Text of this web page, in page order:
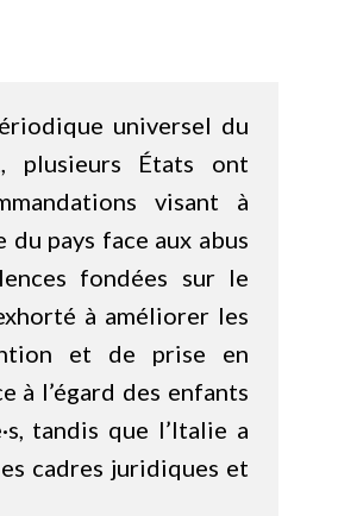
universel du
plusieurs États ont
visant à
pays face aux abus
fondées sur le
à améliorer les
et de prise en
à l’égard des enfants
tandis que l’Italie a
cadres juridiques et